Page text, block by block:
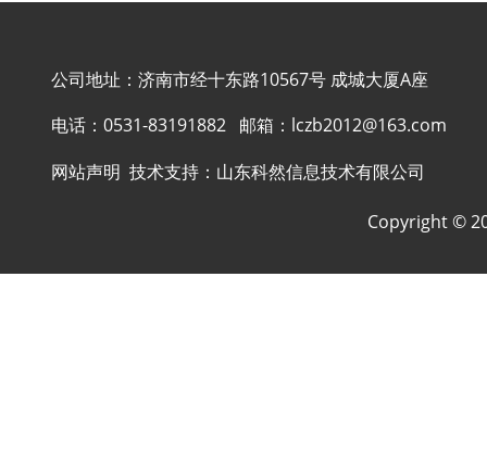
公司地址：济南市经十东路10567号 成城大厦A座
电话： 0531-83191882 邮箱： lczb2012@163.com
网站声明 技术支持： 山东科然信息技术有限公司
Copyright ©